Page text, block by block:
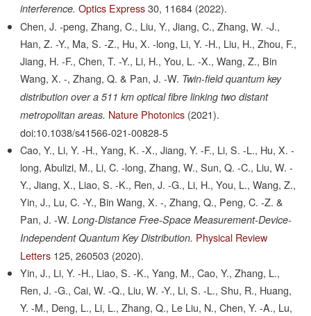
interference. Optics Express 30, 11684 (2022).
Chen, J. -peng, Zhang, C., Liu, Y., Jiang, C., Zhang, W. -J.,
Han, Z. -Y., Ma, S. -Z., Hu, X. -long, Li, Y. -H., Liu, H., Zhou, F.,
Jiang, H. -F., Chen, T. -Y., Li, H., You, L. -X., Wang, Z., Bin
Wang, X. -, Zhang, Q. & Pan, J. -W. Twin-field quantum key
distribution over a 511 km optical fibre linking two distant
metropolitan areas. Nature Photonics (2021).
doi:10.1038/s41566-021-00828-5
Cao, Y., Li, Y. -H., Yang, K. -X., Jiang, Y. -F., Li, S. -L., Hu, X. -
long, Abulizi, M., Li, C. -long, Zhang, W., Sun, Q. -C., Liu, W. -
Y., Jiang, X., Liao, S. -K., Ren, J. -G., Li, H., You, L., Wang, Z.,
Yin, J., Lu, C. -Y., Bin Wang, X. -, Zhang, Q., Peng, C. -Z. &
Pan, J. -W. Long-Distance Free-Space Measurement-Device-
Independent Quantum Key Distribution. Physical Review
Letters 125, 260503 (2020).
Yin, J., Li, Y. -H., Liao, S. -K., Yang, M., Cao, Y., Zhang, L.,
Ren, J. -G., Cai, W. -Q., Liu, W. -Y., Li, S. -L., Shu, R., Huang,
Y. -M., Deng, L., Li, L., Zhang, Q., Le Liu, N., Chen, Y. -A., Lu,